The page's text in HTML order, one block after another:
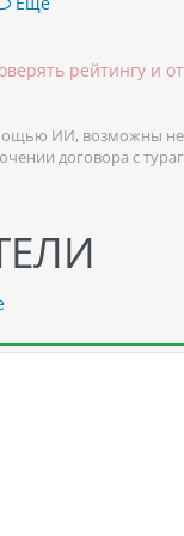
рейтингу и
ИИ, возможны
договора с